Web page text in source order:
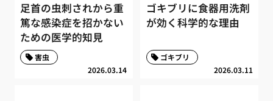
足首の虫刺されから重
篤な感染症を招かない
ための医学的知見
2026.03.14
害虫
ゴキブリに食器用洗剤
が効く科学的な理由
2026.03.11
ゴキブリ